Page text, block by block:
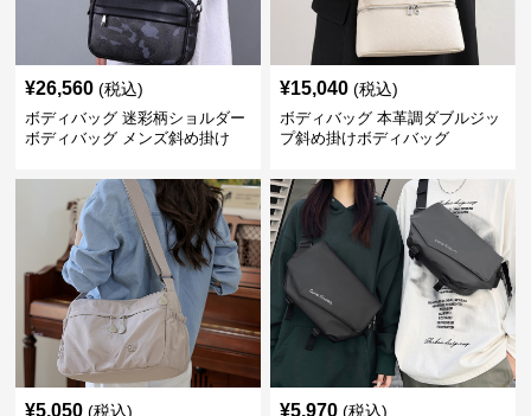
¥26,560 (税込)
ボディバッグ 迷彩柄ショルダー
ボディバッグ メンズ斜め掛け
¥15,040 (税込)
ボディバッグ 本革調ダブルジッ
プ斜め掛けボディバッグ
¥5,050 (税込) ¥5,970 (税込)